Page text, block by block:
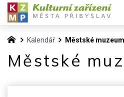
Kalendář Městské muzeum
Městské